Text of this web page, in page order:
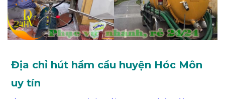
Địa chỉ hút hầm cầu huyện Hóc Môn
uy tín